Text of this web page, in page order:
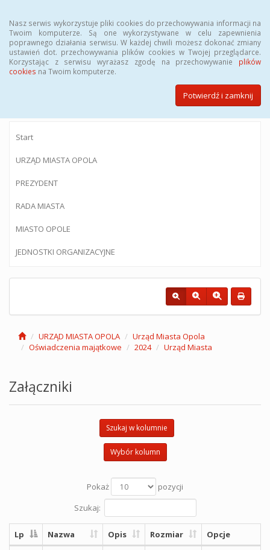
Nasz serwis wykorzystuje pliki cookies do przechowywania informacji na
Twoim komputerze. Są one wykorzystywane w celu zapewnienia
poprawnego działania serwisu. W każdej chwili możesz dokonać zmiany
ustawień dot. przechowywania plików cookies w Twojej przeglądarce.
Korzystając z serwisu wyrażasz zgodę na przechowywanie plików
cookies na Twoim komputerze.
Potwierdź i zamknij
BIULETYN INFORMACJI PUBLICZNEJ
Urzędu Miasta Opola
Start
URZĄD MIASTA OPOLA
PREZYDENT
RADA MIASTA
MIASTO OPOLE
JEDNOSTKI ORGANIZACYJNE
URZĄD MIASTA OPOLA
Urząd Miasta Opola
Oświadczenia majątkowe
2024 Urząd Miasta
Załączniki
Szukaj w kolumnie
Wybór kolumn
Pokaż
pozycji
Szukaj:
Lp Nazwa Opis Rozmiar Opcje